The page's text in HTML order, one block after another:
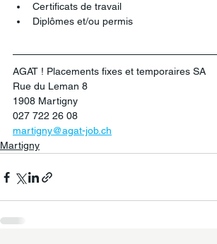
Certificats de travail
Diplômes et/ou permis
AGAT ! Placements fixes et temporaires SA
Rue du Leman 8
1908 Martigny
027 722 26 08
martigny@agat-job.ch
Martigny